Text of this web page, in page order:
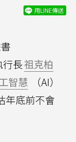
用LINE傳送
行長祖克柏
智慧
（AI）
年底前不會